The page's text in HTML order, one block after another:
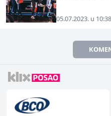
05.07.2023. u 10:38